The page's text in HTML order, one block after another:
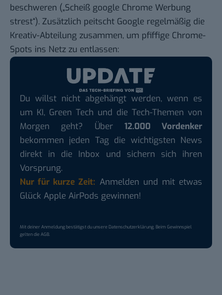
beschweren („Scheiß google Chrome Werbung
strest“). Zusätzlich peitscht Google regelmäßig die
Kreativ-Abteilung zusammen, um pfiffige Chrome-
Spots ins Netz zu entlassen:
Du willst nicht abgehängt werden, wenn es
um KI, Green Tech und die Tech-Themen von
Morgen geht? Über 12.000 Vordenker
bekommen jeden Tag die wichtigsten News
direkt in die Inbox und sichern sich ihren
Vorsprung.
Nur für kurze Zeit: Anmelden und mit etwas
Glück Apple AirPods gewinnen!
Mit deiner Anmeldung bestätigst du unsereDatenschutzerklärung. Beim Gewinnspiel
gelten dieAGB.